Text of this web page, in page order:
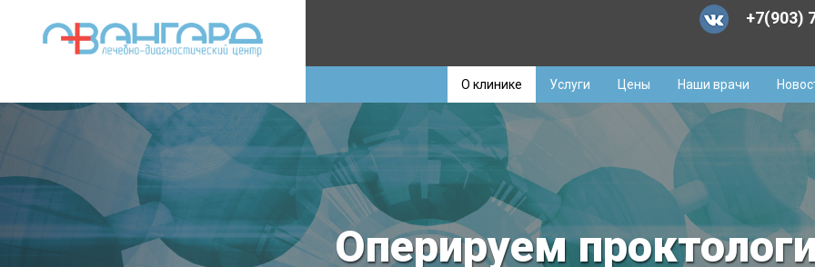
+7(903)
О клинике Услуги Цены Наши врачи
Мы работаем с